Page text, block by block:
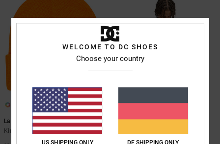
Label
Kinder Orange Mütze
3
DC Lanai
WELCOME TO DC SHOES
Choose your country
US SHIPPING ONLY DE SHIPPING ONLY